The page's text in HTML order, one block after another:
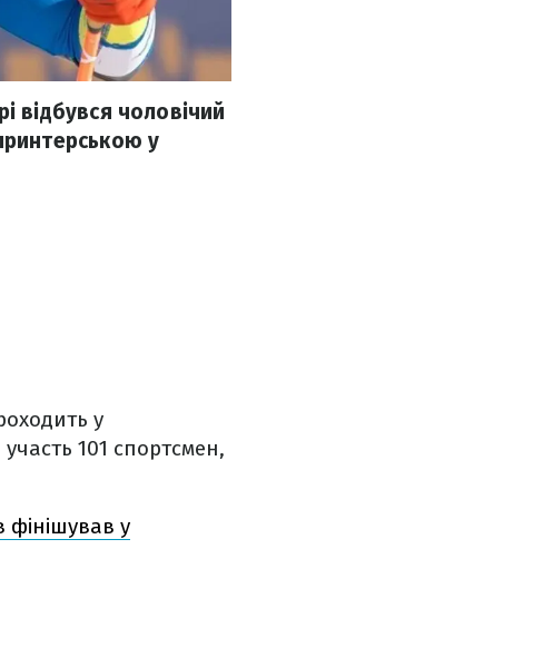
відбувся чоловічий
у
у
101 спортсмен,
фінішував у